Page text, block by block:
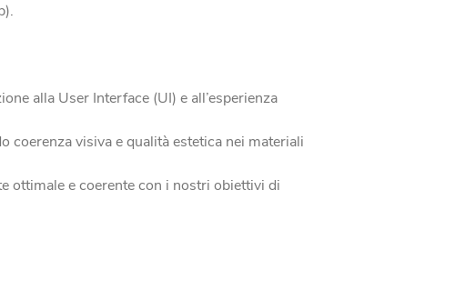
alla User Interface (UI) e all’esperienza
coerenza visiva e qualità estetica nei materiali
ottimale e coerente con i nostri obiettivi di